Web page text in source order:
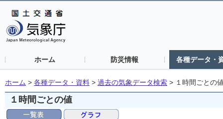
ホーム 防災情報 各種データ・
ホーム > 各種データ・資料 > 過去の気象データ検索 > １時間ごとの
１時間ごとの値